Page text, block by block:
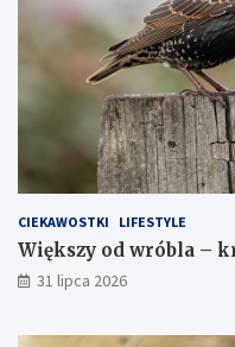
CIEKAWOSTKI LIFESTYLE
Większy od wróbla –
31 lipca 2026